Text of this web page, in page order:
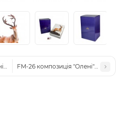
(Pavone)
FM-26 композиція "Олені"